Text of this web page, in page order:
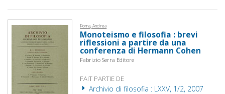
Poma, Andrea
Monoteismo e filosofia : brevi
riflessioni a partire da una
conferenza di Hermann Cohen
Fabrizio Serra Editore
FAIT PARTIE DE
Archivio di filosofia : LXXV, 1/2, 2007